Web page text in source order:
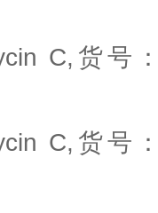
C,货号
C,货号